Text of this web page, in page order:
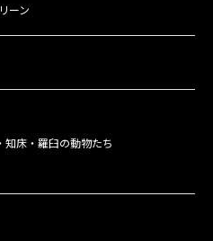
ーン
知床・羅臼の動物たち